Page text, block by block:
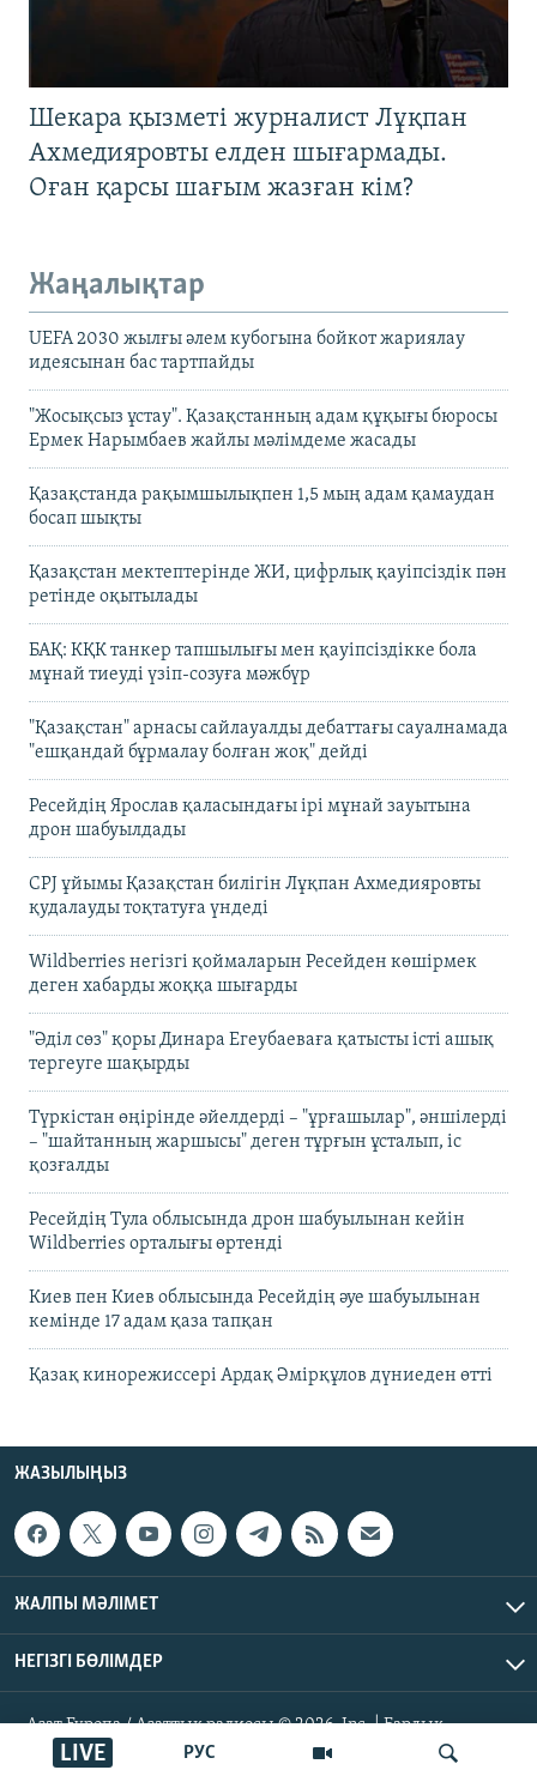
РУС
LIVE
Шекара қызметі журналист Лұқпан
Ахмедияровты елден шығармады.
Оған қарсы шағым жазған кім?
Жаңалықтар
UEFA 2030 жылғы әлем кубогына бойкот жариялау
идеясынан бас тартпайды
"Жосықсыз ұстау". Қазақстанның адам құқығы бюросы
Ермек Нарымбаев жайлы мәлімдеме жасады
Қазақстанда рақымшылықпен 1,5 мың адам қамаудан
босап шықты
Қазақстан мектептерінде ЖИ, цифрлық қауіпсіздік пән
ретінде оқытылады
БАҚ: КҚК танкер тапшылығы мен қауіпсіздікке бола
мұнай тиеуді үзіп-созуға мәжбүр
"Қазақстан" арнасы сайлауалды дебаттағы сауалнамада
"ешқандай бұрмалау болған жоқ" дейді
Ресейдің Ярослав қаласындағы ірі мұнай зауытына
дрон шабуылдады
CPJ ұйымы Қазақстан билігін Лұқпан Ахмедияровты
қудалауды тоқтатуға үндеді
Wildberries негізгі қоймаларын Ресейден көшірмек
деген хабарды жоққа шығарды
"Әділ сөз" қоры Динара Егеубаеваға қатысты істі ашық
тергеуге шақырды
Түркістан өңірінде әйелдерді – "ұрғашылар", әншілерді
– "шайтанның жаршысы" деген тұрғын ұсталып, іс
қозғалды
Ресейдің Тула облысында дрон шабуылынан кейін
Wildberries орталығы өртенді
Киев пен Киев облысында Ресейдің әуе шабуылынан
кемінде 17 адам қаза тапқан
Қазақ кинорежиссері Ардақ Әмірқұлов дүниеден өтті
ЖАЗЫЛЫҢЫЗ
ЖАЛПЫ МӘЛІМЕТ
НЕГІЗГІ БӨЛІМДЕР
Азат Еуропа / Азаттық радиосы © 2026, Inc. | Барлық
құқықтары қорғалған